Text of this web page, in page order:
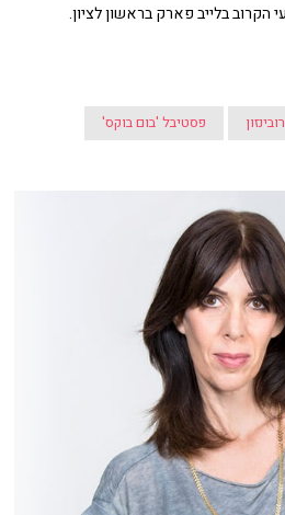
הקרוב בלייב פארק בראשון לציון.
פסטיבל 'בום בוקס'